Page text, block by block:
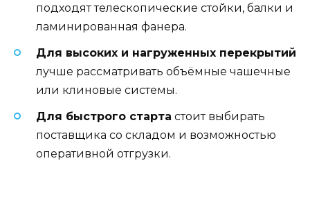
подходят телескопические стойки, балки и
ламинированная фанера.
Для высоких и нагруженных перекрытий
лучше рассматривать объёмные чашечные
или клиновые системы.
Для быстрого старта стоит выбирать
поставщика со складом и возможностью
оперативной отгрузки.